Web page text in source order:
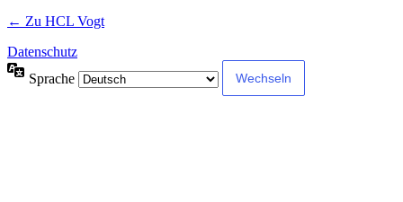
← Zu HCL Vogt
Datenschutz
Sprache